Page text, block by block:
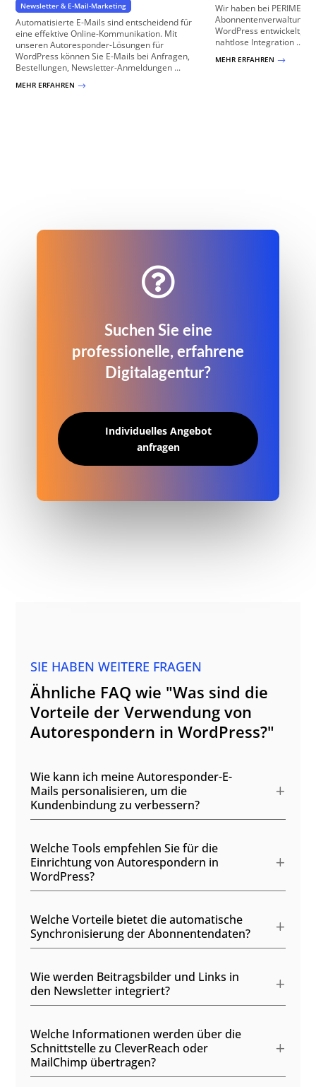
Newsletter & E-Mail-Marketing
Automatisierte E-Mails sind entscheidend für
eine effektive Online-Kommunikation. Mit
unseren Autoresponder-Lösungen für
WordPress können Sie E-Mails bei Anfragen,
Bestellungen, Newsletter-Anmeldungen ...
MEHR ERFAHREN $
Wir haben bei
Abonnentenverwaltung
WordPress entwickelt,
nahtlose Integration ...
MEHR ERFAHREN $

Suchen Sie eine
professionelle, erfahrene
Digitalagentur?
Individuelles Angebot
anfragen
SIE HABEN WEITERE FRAGEN
Ähnliche FAQ wie "Was sind die
Vorteile der Verwendung von
Autorespondern in WordPress?"
Wie kann ich meine Autoresponder-E-
Mails personalisieren, um die
Kundenbindung zu verbessern?
Welche Tools empfehlen Sie für die
Einrichtung von Autorespondern in
WordPress?
Welche Vorteile bietet die automatische
Synchronisierung der Abonnentendaten?
Wie werden Beitragsbilder und Links in
den Newsletter integriert?
Welche Informationen werden über die
Schnittstelle zu CleverReach oder
MailChimp übertragen?